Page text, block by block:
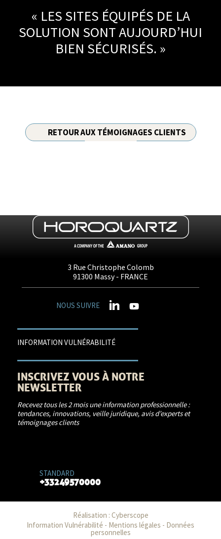
« LES SITES ÉQUIPÉS DE LA
SOLUTION SONT AUJOURD’HUI
BIEN SÉCURISÉS. »
RETOUR AUX TÉMOIGNAGES CLIENTS
3 Rue Christophe Colomb
91300 Massy- FRANCE
NOUS SUIVRE
INFORMATION VULNÉRABILITÉ
INSCRIVEZ VOUS À NOTRE
NEWSLETTER
Recevez tous les 2 mois une information professionnelle :
tendances, innovations, veille juridique, avis d’experts et
témoignages clients
STANDARD
+33249570000
Réalisation : Cyberscope
Information Vulnérabilité - Mentions légales - Données
personnelles